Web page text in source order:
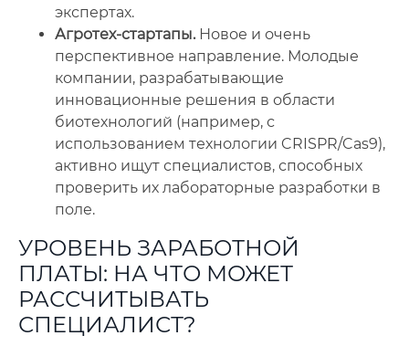
экспертах.
Агротех-стартапы.Новое и очень
перспективное направление. Молодые
компании, разрабатывающие
инновационные решения в области
биотехнологий (например, с
использованием технологии CRISPR/Cas9),
активно ищут специалистов, способных
проверить их лабораторные разработки в
поле.
УРОВЕНЬ ЗАРАБОТНОЙ
ПЛАТЫ: НА ЧТО МОЖЕТ
РАССЧИТЫВАТЬ
СПЕЦИАЛИСТ?